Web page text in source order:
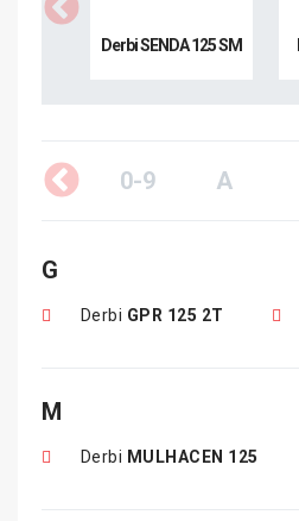
Derbi SENDA 125 SM
0-9 A
G
Derbi GPR 125 2T
M
Derbi MULHACEN 125